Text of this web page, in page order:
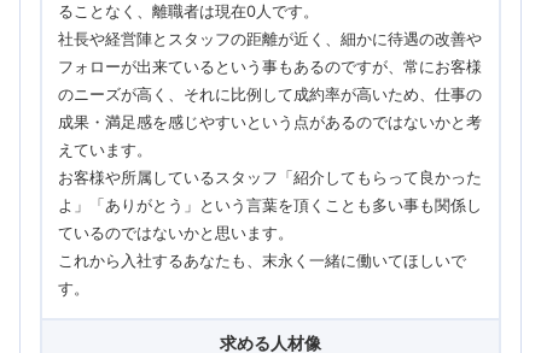
ることなく、離職者は現在0人です。
社長や経営陣とスタッフの距離が近く、細かに待遇の改善や
フォローが出来ているという事もあるのですが、常にお客様
のニーズが高く、それに比例して成約率が高いため、仕事の
成果・満足感を感じやすいという点があるのではないかと考
えています。
お客様や所属しているスタッフ「紹介してもらって良かった
よ」「ありがとう」という言葉を頂くことも多い事も関係し
ているのではないかと思います。
これから入社するあなたも、末永く一緒に働いてほしいで
す。
求める人材像